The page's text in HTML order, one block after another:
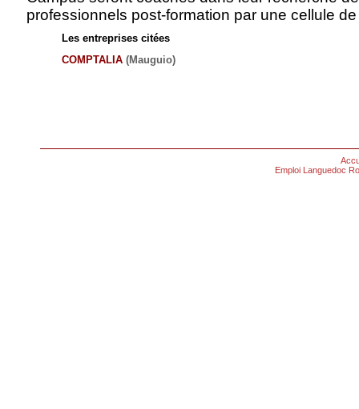
professionnels post-formation par une cellule
Les entreprises citées
COMPTALIA (Mauguio)
Emploi Languedoc